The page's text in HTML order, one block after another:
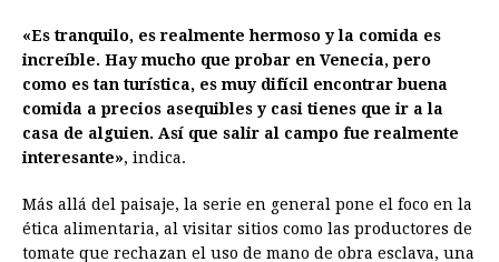
«Es tranquilo, es realmente hermoso y la comida es
increíble. Hay mucho que probar en Venecia, pero
como es tan turística, es muy difícil encontrar buena
comida a precios asequibles y casi tienes que ir a la
casa de alguien. Así que salir al campo fue realmente
interesante», indica.
Más allá del paisaje, la serie en general pone el foco en la
ética alimentaria, al visitar sitios como las productores de
tomate que rechazan el uso de mano de obra esclava, una